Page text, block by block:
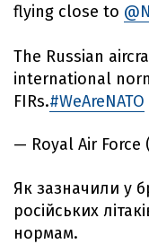
flying close to
The Russian
international
FIRs.#WeAreNATO
— Royal Air Force
Як зазначили у
російських
нормам.